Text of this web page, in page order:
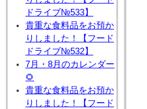
ドライブ№533】
貴重な食料品をお預か
りしました！【フード
ドライブ№532】
7月・8月のカレンダー
🌻
貴重な食料品をお預か
りしました！【フード